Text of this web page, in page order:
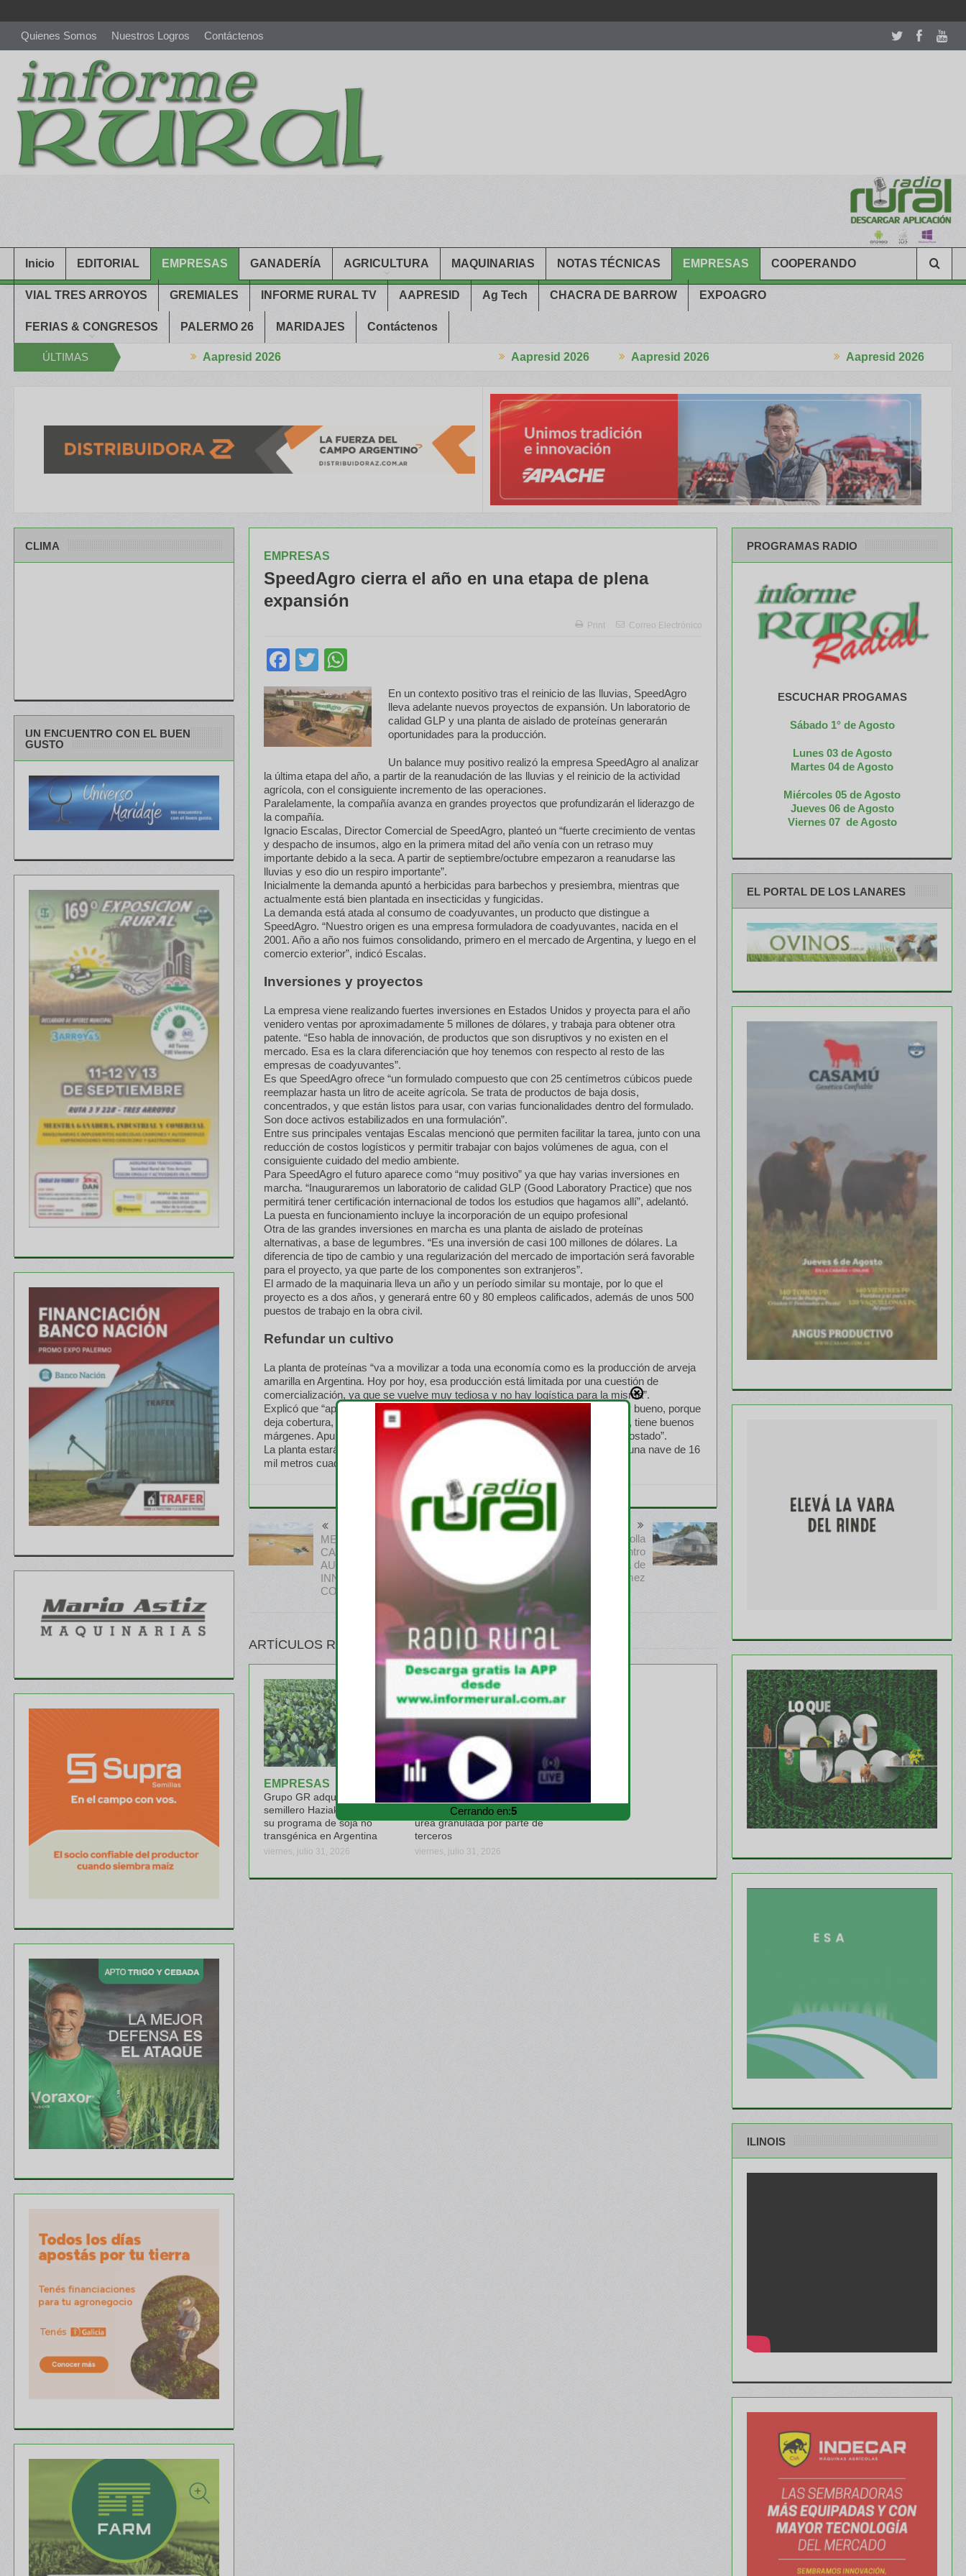
Quienes Somos Nuestros Logros Contáctenos
richardmillereplica is also available with delicate watches for women.patekphilippe.to
Inicio EDITORIAL EMPRESAS GANADERÍA AGRICULTURA MAQUINARIAS NOTAS TÉCNICAS EMPRESAS COOPERANDO
VIAL TRES ARROYOS GREMIALES INFORME RURAL TV AAPRESID Ag Tech CHACRA DE BARROW EXPOAGRO
FERIAS & CONGRESOS PALERMO 26 MARIDAJES Contáctenos
ÚLTIMAS Aapresid 2026 Aapresid 2026 Aapresid 2026 Aapresid 2026
EMPRESAS
SpeedAgro cierra el año en una etapa de plena
expansión
Print Correo Electrónico
Facebook
Twitter
En un contexto positivo tras el reinicio de las lluvias, SpeedAgro
lleva adelante nuevos proyectos de expansión. Un laboratorio de
calidad GLP y una planta de aislado de proteínas generarán
oportunidades para la producción.
Un balance muy positivo realizó la empresa SpeedAgro al analizar
la última etapa del año, a partir de la reanudación de las lluvias y el reinicio de la actividad
agrícola, con el consiguiente incremento de las operaciones.
Paralelamente, la compañía avanza en grandes proyectos que profundizarán el liderazgo de
la compañía.
Ignacio Escalas, Director Comercial de SpeedAgro, planteó un “fuerte crecimiento de ventas
y despacho de insumos, algo en la primera mitad del año venía con un retraso muy
importante debido a la seca. A partir de septiembre/octubre empezaron a reanudarse las
lluvias y eso dio un respiro importante”.
Inicialmente la demanda apuntó a herbicidas para barbechos y presiembra, mientras que
actualmente está bien plantada en insecticidas y fungicidas.
La demanda está atada al consumo de coadyuvantes, un producto que distingue a
SpeedAgro. “Nuestro origen es una empresa formuladora de coadyuvantes, nacida en el
2001. Año a año nos fuimos consolidando, primero en el mercado de Argentina, y luego en el
comercio exterior”, indicó Escalas.
Inversiones y proyectos
La empresa viene realizando fuertes inversiones en Estados Unidos y proyecta para el año
venidero ventas por aproximadamente 5 millones de dólares, y trabaja para obtener otra
patente. “Eso habla de innovación, de productos que son disruptivos y no existen en el
mercado. Esa es la clara diferenciación que hoy tenemos con respecto al resto de las
empresas de coadyuvantes”.
Es que SpeedAgro ofrece “un formulado compuesto que con 25 centímetros cúbicos puede
reemplazar hasta un litro de aceite agrícola. Se trata de productos de baja dosis,
concentrados, y que están listos para usar, con varias funcionalidades dentro del formulado.
Son doce activos estabilizados en una formulación”.
Entre sus principales ventajas Escalas mencionó que permiten facilitar la tarea, junto con una
reducción de costos logísticos y permitir trabajar con bajos volúmenes de agua, con el
consiguiente cuidado del medio ambiente.
Para SpeedAgro el futuro aparece como “muy positivo” ya que hay varias inversiones en
marcha. “Inauguraremos un laboratorio de calidad GLP (Good Laboratory Practice) que nos
permitirá tener certificación internacional de todos los estudios que hagamos allí”, adelantó.
La puesta en funcionamiento incluye la incorporación de un equipo profesional
Otra de las grandes inversiones en marcha es una planta de aislado de proteínas
alternativas, a base de legumbres. “Es una inversión de casi 100 millones de dólares. La
diferencia de tipo de cambio y una regularización del mercado de importación será favorable
para el proyecto, ya que parte de los componentes son extranjeros”.
El armado de la maquinaria lleva un año y un período similar su montaje, por lo que el
proyecto es a dos años, y generará entre 60 y 80 empleos calificados, además de unos 500
puestos de trabajo en la obra civil.
Refundar un cultivo
La planta de proteínas “va a movilizar a toda una economía como es la producción de arveja
amarilla en Argentina. Hoy por hoy, esa producción está limitada por una cuestión de
comercialización, ya que se vuelve muy tediosa y no hay logística para la misma”.
Explicó que “apuntamos a generar un mercado en Argentina. El cultivo es muy bueno, porque
deja cobertura, fija nitrógeno en el suelo y entra muy bien en rotación. Además, tiene buenos
márgenes. Apuntamos a refundar un cultivo que, que por ahí está un poco al costado”.
La planta estará ubicada en un predio del parque industrial de Sauce Viejo, en una nave de 16
mil metros cuadrados desti…
MEDALLA DE ORO PARA EL
CABEZAL STRIPPER
AUTOMOTRIZ G-FAS:
INNOVACIÓN EN COSECHA
CON IMPACTO
Biotrop investiga y desarrolla
productos en su centro
experimental de Cañada de
Gómez
ARTÍCULOS RELATIVOS
EMPRESAS
Grupo GR adquiere el
semillero Haziak y consolida
su programa de soja no
transgénica en Argentina
viernes, julio 31, 2026
EMPRESAS
Profertil logra la verificación
de la huella de carbono de su
urea granulada por parte de
terceros
viernes, julio 31, 2026
CLIMA
UN ENCUENTRO CON EL BUEN
GUSTO
PROGRAMAS RADIO
ESCUCHAR PROGAMAS
Sábado 1° de Agosto
Lunes 03 de Agosto
Martes 04 de Agosto
Miércoles 05 de Agosto
Jueves 06 de Agosto
Viernes 07 de Agosto
EL PORTAL DE LOS LANARES
ILINOIS
Cerrando en:4